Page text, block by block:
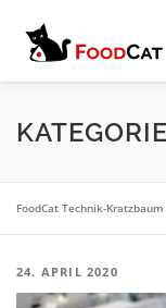
HOME NEWS
VERGLEICHE
FoodCat Technik-
24. APRIL 2020